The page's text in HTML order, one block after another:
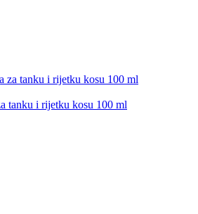
tanku i rijetku kosu 100 ml